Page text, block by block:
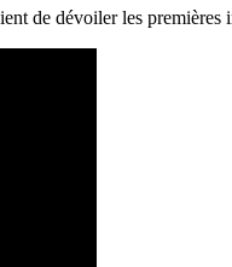
de dévoiler les premières